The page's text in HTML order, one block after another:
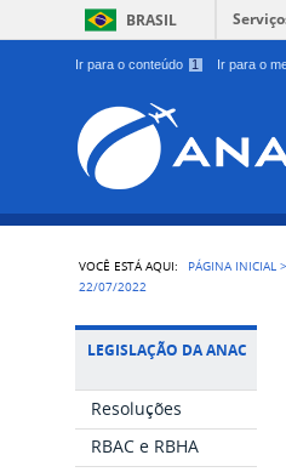
Ir para o conteúdo 1 Ir para o
BRASIL
VOCÊ ESTÁ AQUI: PÁGINA INICIAL
22/07/2022
LEGISLAÇÃO DA ANAC
Resoluções
RBAC e RBHA